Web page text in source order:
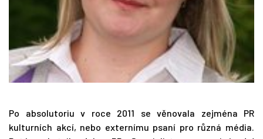
Po absolutoriu v roce 2011 se věnovala zejména PR
kulturních akcí, nebo externímu psaní pro různá média.